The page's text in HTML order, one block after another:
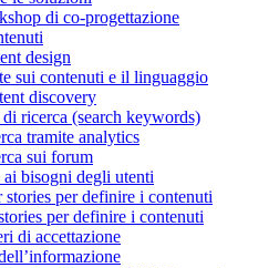
di co-progettazione
design
sui contenuti e il linguaggio
discovery
ricerca (search keywords)
tramite analytics
sui forum
bisogni degli utenti
stories per definire i contenuti
per definire i contenuti
di accettazione